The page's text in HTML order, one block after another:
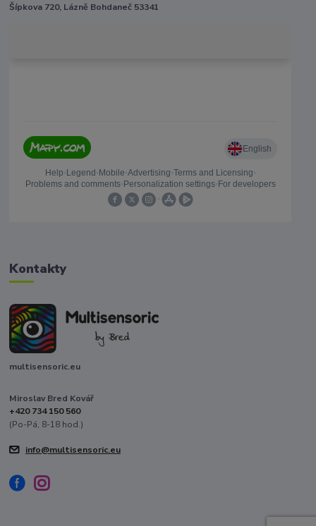
Šípkova 720, Lázně Bohdaneč 53341
Kontakty
multisensoric.eu
Miroslav Bred Kovář
+420 734 150 560
(Po-Pá, 8-18 hod.)
info@multisensoric.eu